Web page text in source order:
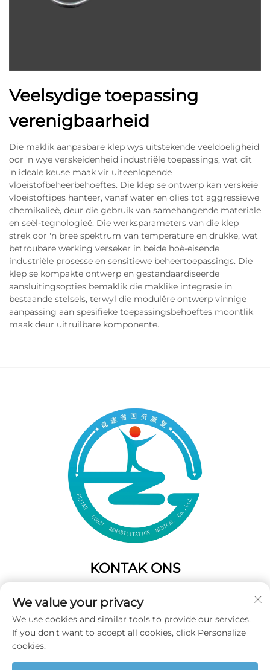
Veelsydige toepassing
verenigbaarheid
Die maklik aanpasbare klep wys uitstekende veeldoeligheid
oor 'n wye verskeidenheid industriële toepassings, wat dit
'n ideale keuse maak vir uiteenlopende
vloeistofbeheerbehoeftes. Die klep se ontwerp kan verskeie
vloeistoftipes hanteer, vanaf water en olies tot aggressiewe
chemikalieë, deur die gebruik van samehangende materiale
en seël-tegnologieë. Die werksparameters van die klep
strek oor 'n breë spektrum van temperature en drukke, wat
betroubare werking verseker in beide hoë-eisende
industriële prosesse en sensitiewe beheertoepassings. Die
klep se kompakte ontwerp en gestandaardiseerde
aansluitingsopties bemaklik die maklike integrasie in
bestaande stelsels, terwyl die modulêre ontwerp vinnige
aanpassing aan spesifieke toepassingsbehoeftes moontlik
maak deur uitruilbare komponente.
KONTAK ONS
Fuzhou,Fujian,China
Tel:+86-19859128239
E-pos:
We value your privacy
We use cookies and similar tools to provide our services.
If you don't want to accept all cookies, click Personalize
cookies.